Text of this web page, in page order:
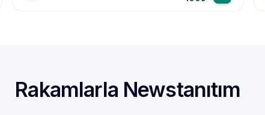
Rakamlarla Newstanıtım